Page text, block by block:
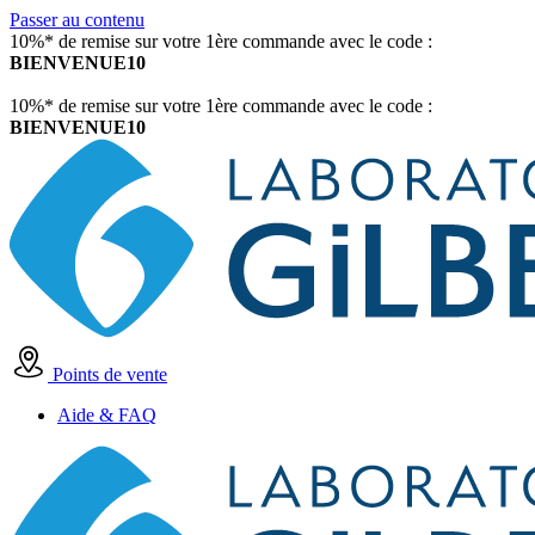
Passer au contenu
10%* de remise sur votre 1ère commande avec le code :
BIENVENUE10
10%* de remise sur votre 1ère commande avec le code :
BIENVENUE10
Points de vente
Aide & FAQ